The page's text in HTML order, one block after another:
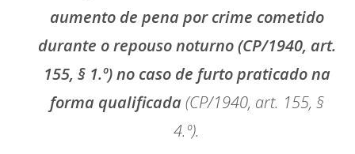
aumento de pena por crime cometido
durante o repouso noturno (CP/1940, art.
155, § 1.º) no caso de furto praticado na
forma qualificada (CP/1940, art. 155, §
4.º).